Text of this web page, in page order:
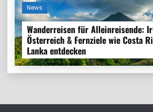
News
Wanderreisen für Alleinreisende:
Österreich & Fernziele wie Costa
Lanka entdecken